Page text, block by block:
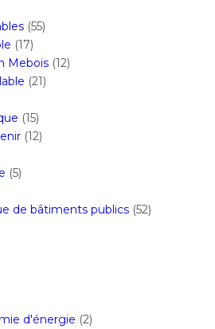
(55)
(17)
Mebois(12)
(21)
(15)
(12)
(5)
de bâtiments publics(52)
d'énergie (2)